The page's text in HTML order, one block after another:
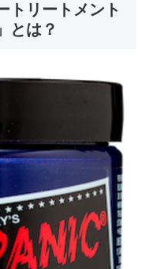
トリートメント
とは？